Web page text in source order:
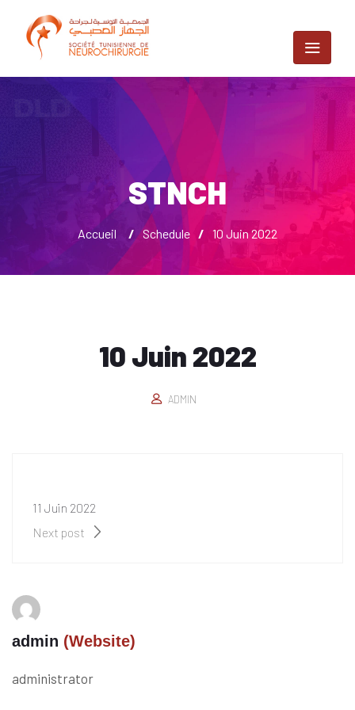
STNCH
Accueil / Schedule / 10 Juin 2022
10 Juin 2022
ADMIN
11 Juin 2022
Next post
admin (Website)
administrator